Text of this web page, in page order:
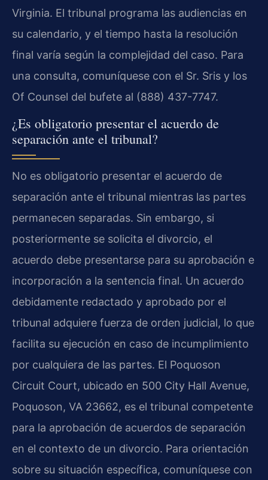
Virginia. El tribunal programa las audiencias en
su calendario, y el tiempo hasta la resolución
final varía según la complejidad del caso. Para
una consulta, comuníquese con el Sr. Sris y los
Of Counsel del bufete al (888) 437-7747.
¿Es obligatorio presentar el acuerdo de
separación ante el tribunal?
No es obligatorio presentar el acuerdo de
separación ante el tribunal mientras las partes
permanecen separadas. Sin embargo, si
posteriormente se solicita el divorcio, el
acuerdo debe presentarse para su aprobación e
incorporación a la sentencia final. Un acuerdo
debidamente redactado y aprobado por el
tribunal adquiere fuerza de orden judicial, lo que
facilita su ejecución en caso de incumplimiento
por cualquiera de las partes. El Poquoson
Circuit Court, ubicado en 500 City Hall Avenue,
Poquoson, VA 23662, es el tribunal competente
para la aprobación de acuerdos de separación
en el contexto de un divorcio. Para orientación
sobre su situación específica, comuníquese con